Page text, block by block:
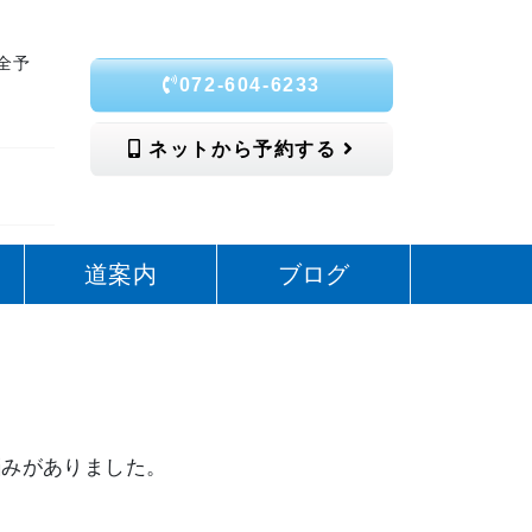
予
072-604-6233
ネットから予約する
道案内 ブログ
がありました。